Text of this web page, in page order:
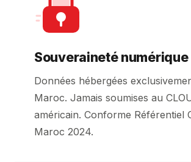
Souveraineté numérique
Données hébergées
Maroc. Jamais soumises au
américain. Conforme Référentiel
Maroc 2024.